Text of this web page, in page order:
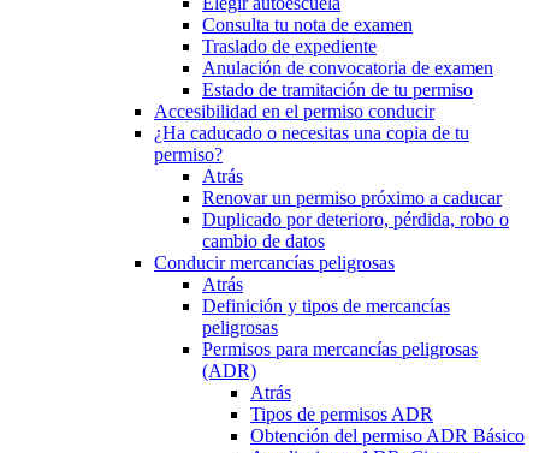
Consulta tu nota de examen
Traslado de expediente
Anulación de convocatoria de examen
Estado de tramitación de tu permiso
Accesibilidad en el permiso conducir
¿Ha caducado o necesitas una copia de tu
permiso?
Atrás
Renovar un permiso próximo a caducar
Duplicado por deterioro, pérdida, robo o
cambio de datos
Conducir mercancías peligrosas
Atrás
Definición y tipos de mercancías
peligrosas
Permisos para mercancías peligrosas
(ADR)
Atrás
Tipos de permisos ADR
Obtención del permiso ADR Básico